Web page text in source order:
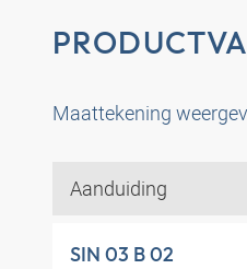
Maattekening
Aanduiding
SIN 03 B 02